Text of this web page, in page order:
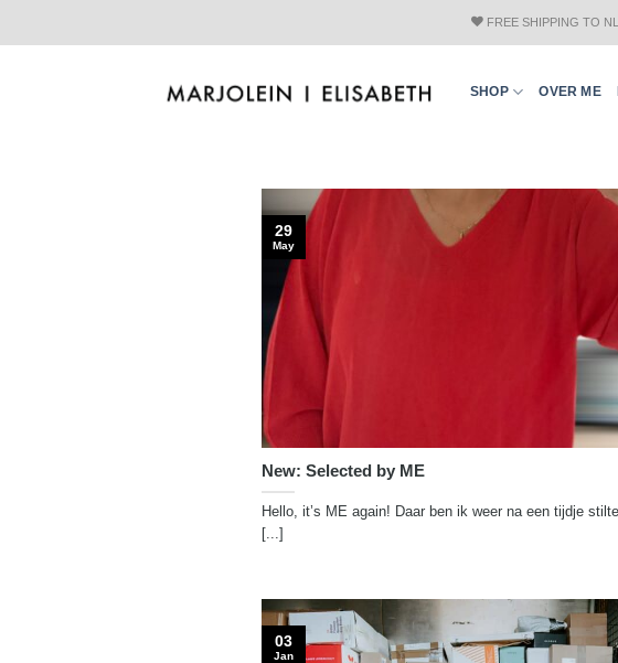
FREE SHIPPING TO
SHOP OVER ME
New: Selected by ME
Hello, it’s ME again! Daar ben ik weer na een tijdje
[...]
29
May
03
Jan